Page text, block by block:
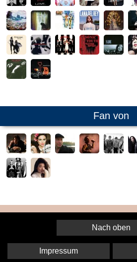
Fan von
Nach oben
Impressum